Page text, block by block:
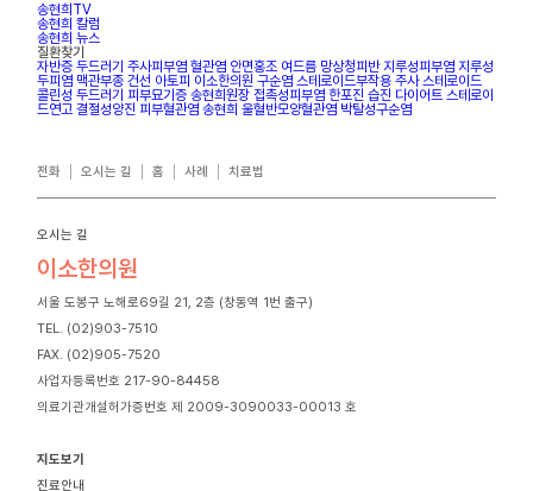
송현희TV
송현희 칼럼
송현희 뉴스
질환찾기
자반증 두드러기 주사피부염 혈관염 안면홍조 여드름 망상청피반 지루성피부염 지루성
두피염 맥관부종 건선 아토피 이소한의원 구순염 스테로이드부작용 주사 스테로이드
콜린성 두드러기 피부묘기증 송현희원장 접촉성피부염 한포진 습진 다이어트 스테로이
드연고 결절성양진 피부혈관염 송현희 울혈반모양혈관염 박탈성구순염
전화 오시는 길 홈 사례 치료법
오시는 길
이소한의원
서울 도봉구 노해로69길 21, 2층 (창동역 1번 출구)
TEL. (02)903-7510
FAX. (02)905-7520
사업자등록번호 217-90-84458
의료기관개설허가증번호 제 2009-3090033-00013 호
지도보기
진료안내